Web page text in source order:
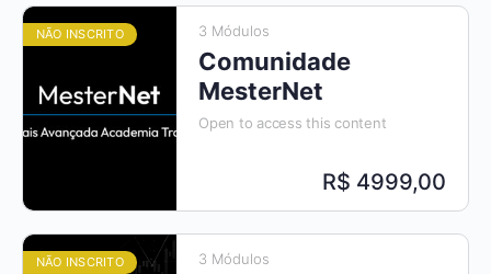
NÃO INSCRITO 3 Módulos
Comunidade
MesterNet
Open to access this content
R$ 4999,00
NÃO INSCRITO 3 Módulos